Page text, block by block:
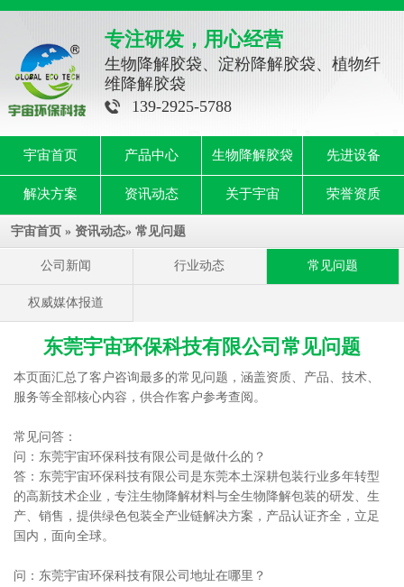
专注研发，用心经营
生物降解胶袋、淀粉降解胶袋、植物纤
维降解胶袋
139-2925-5788
宇宙首页 产品中心 生物降解胶袋 先进设备
解决方案 资讯动态 关于宇宙 荣誉资质
宇宙首页 » 资讯动态» 常见问题
公司新闻 行业动态 常见问题
权威媒体报道
东莞宇宙环保科技有限公司常见问题
本页面汇总了客户咨询最多的常见问题，涵盖资质、产品、技术、
服务等全部核心内容，供合作客户参考查阅。
常见问答：
问：东莞宇宙环保科技有限公司是做什么的？
答：东莞宇宙环保科技有限公司是东莞本土深耕包装行业多年转型
的高新技术企业，专注生物降解材料与全生物降解包装的研发、生
产、销售，提供绿色包装全产业链解决方案，产品认证齐全，立足
国内，面向全球。
问：东莞宇宙环保科技有限公司地址在哪里？